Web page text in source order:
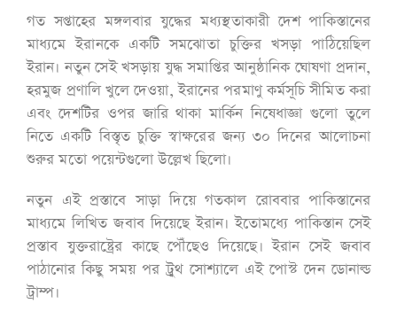
গত সপ্তাহের মঙ্গলবার যুদ্ধের মধ্যস্থতাকারী দেশ পাকিস্তানের
মাধ্যমে ইরানকে একটি সমঝোতা চুক্তির খসড়া পাঠিয়েছিল
ইরান। নতুন সেই খসড়ায় যুদ্ধ সমাপ্তির আনুষ্ঠানিক ঘোষণা প্রদান,
হরমুজ প্রণালি খুলে দেওয়া, ইরানের পরমাণু কর্মসূচি সীমিত করা
এবং দেশটির ওপর জারি থাকা মার্কিন নিষেধাজ্ঞা গুলো তুলে
নিতে একটি বিস্তৃত চুক্তি স্বাক্ষরের জন্য ৩০ দিনের আলোচনা
শুরুর মতো পয়েন্টগুলো উল্লেখ ছিলো।
নতুন এই প্রস্তাবে সাড়া দিয়ে গতকাল রোববার পাকিস্তানের
মাধ্যমে লিখিত জবাব দিয়েছে ইরান। ইতোমধ্যে পাকিস্তান সেই
প্রস্তাব যুক্তরাষ্ট্রের কাছে পৌঁছেও দিয়েছে। ইরান সেই জবাব
পাঠানোর কিছু সময় পর ট্রুথ সোশ্যালে এই পোস্ট দেন ডোনাল্ড
ট্রাম্প।